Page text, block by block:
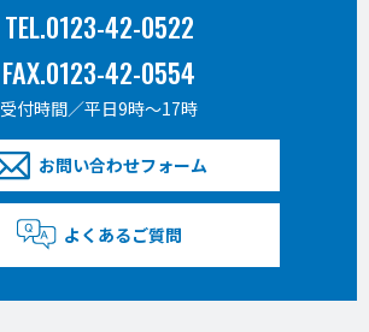
TEL.0123-42-0522
FAX.0123-42-0554
受付時間／平日9時〜17時
お問い合わせフォーム
よくあるご質問